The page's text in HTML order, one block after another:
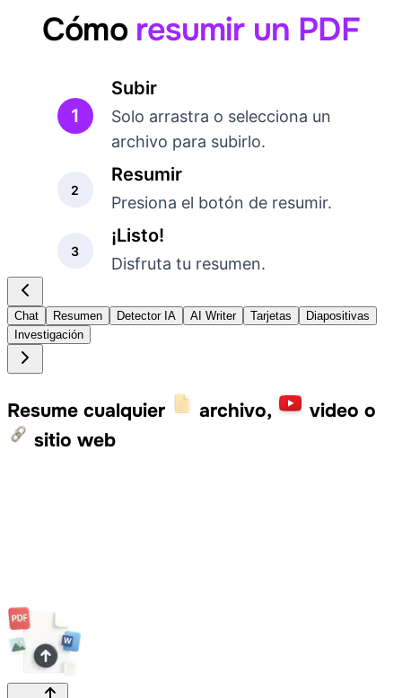
Cómo resumir un PDF
1
Subir
Solo arrastra o selecciona un
archivo para subirlo.
2
Resumir
Presiona el botón de resumir.
3
¡Listo!
Disfruta tu resumen.
Chat Resumen Detector IA AI Writer Tarjetas
Diapositivas
Investigación
Resume cualquier archivo,
video o
sitio web